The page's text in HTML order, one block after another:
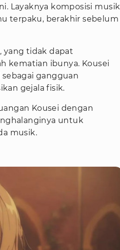
Layaknya komposisi musik
terpaku, berakhir sebelum
yang tidak dapat
kematian ibunya. Kousei
gangguan
gejala fisik.
Kousei dengan
untuk
musik.